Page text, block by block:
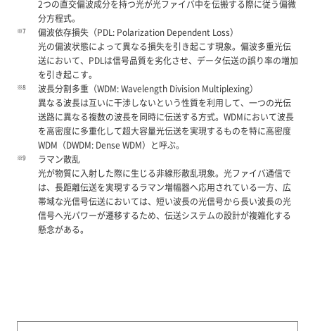
2つの直交偏波成分を持つ光が光ファイバ中を伝搬する際に従う偏微
分方程式。
※7
偏波依存損失（PDL: Polarization Dependent Loss）
光の偏波状態によって異なる損失を引き起こす現象。偏波多重光伝
送において、PDLは信号品質を劣化させ、データ伝送の誤り率の増加
を引き起こす。
※8
波長分割多重（WDM: Wavelength Division Multiplexing）
異なる波長は互いに干渉しないという性質を利用して、一つの光伝
送路に異なる複数の波長を同時に伝送する方式。WDMにおいて波長
を高密度に多重化して超大容量光伝送を実現するものを特に高密度
WDM（DWDM: Dense WDM）と呼ぶ。
※9
ラマン散乱
光が物質に入射した際に生じる非線形散乱現象。光ファイバ通信で
は、長距離伝送を実現するラマン増幅器へ応用されている一方、広
帯域な光信号伝送においては、短い波長の光信号から長い波長の光
信号へ光パワーが遷移するため、伝送システムの設計が複雑化する
懸念がある。